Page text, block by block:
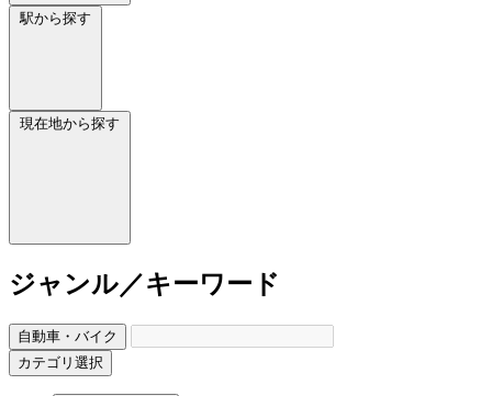
駅から探す
現在地から探す
ジャンル／キーワード
自動車・バイク
カテゴリ選択